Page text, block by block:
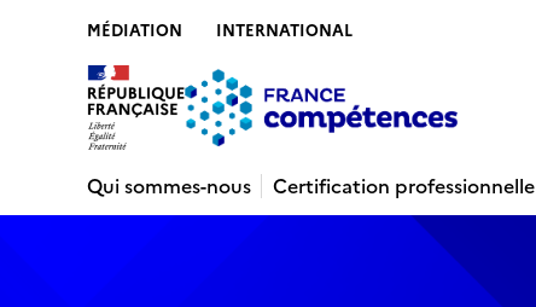
MÉDIATION INTERNATIONAL
Qui sommes-nous
Certification professionnelle